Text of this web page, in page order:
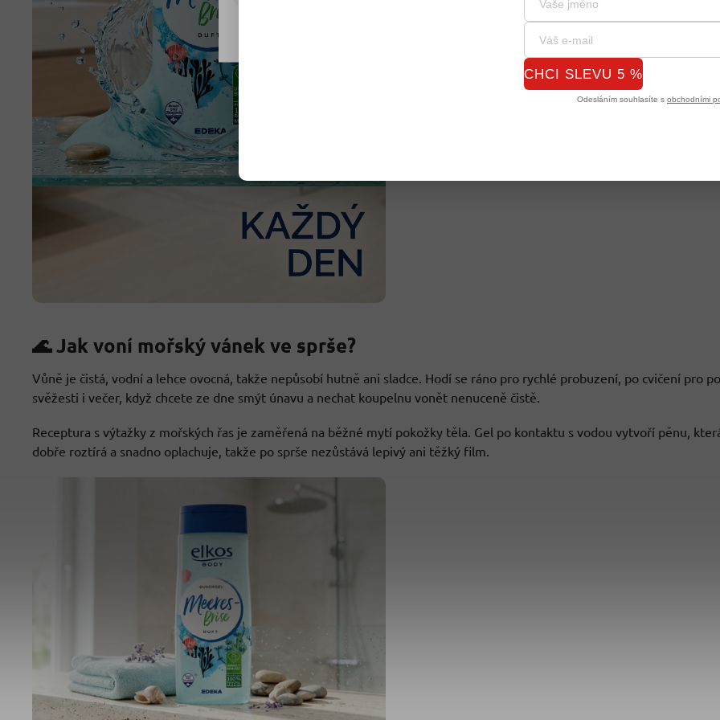
🌊 Jak voní mořský vánek ve sprše?
Vůně je čistá, vodní a lehce ovocná, takže nepůsobí hutně ani sladce. Hodí se ráno pro rychlé probuzení, po cvičení pro
svěžesti i večer, když chcete ze dne smýt únavu a nechat koupelnu vonět nenuceně čistě.
Receptura s výtažky z mořských řas je zaměřená na běžné mytí pokožky těla. Gel po kontaktu s vodou vytvoří pěnu,
dobře roztírá a snadno oplachuje, takže po sprše nezůstává lepivý ani těžký film.
CHCI SLEVU 5 %
Odesláním souhlasíte s obchodními